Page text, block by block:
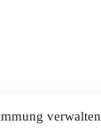
verwalten